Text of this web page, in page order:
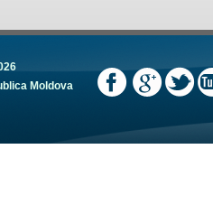
Moldova